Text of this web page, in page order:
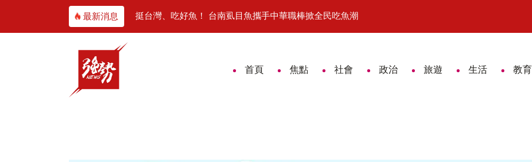
最新消息
跨境運毒 查扣逾1公斤愷他命 挺台灣、吃好魚！ 台南虱目魚攜手中華職棒掀全民吃魚潮 從美術班到銲接高手 台南附工郭于
首頁 焦點 社會 政治 旅遊 生活 教育